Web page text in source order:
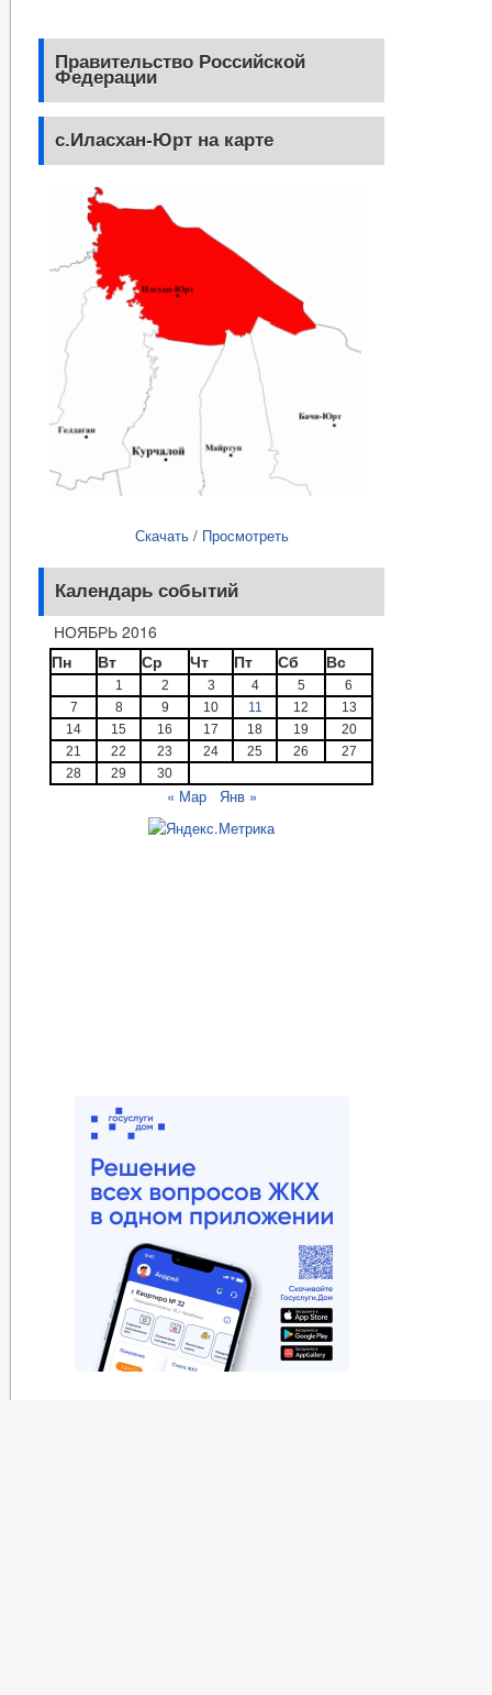
Правительство Российской
Федерации
с.Иласхан-Юрт на карте
Скачать/ Просмотреть
Календарь событий
НОЯБРЬ 2016
Пн
Вт Ср Чт Пт Сб Вс
1 2 3 4 5
6
7
8 9 10 11 12
13
14
15 16 17 18 19
20
21
22 23 24 25 26
27
28
29 30
« Мар Янв »